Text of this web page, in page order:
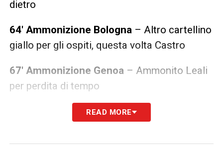
dietro
64′ Ammonizione Bologna – Altro cartellino
giallo per gli ospiti, questa volta Castro
67′ Ammonizione Genoa – Ammonito Leali
per perdita di tempo
LA PLAYLIST DELLE NOSTRE TOP NEWS
READ MORE